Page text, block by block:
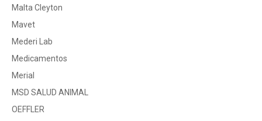
Malta Cleyton
Mavet
Mederi Lab
Medicamentos
Merial
MSD SALUD ANIMAL
OEFFLER